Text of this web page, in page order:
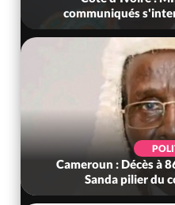
communiqués
Cameroun : Décès à
Sanda pilier du